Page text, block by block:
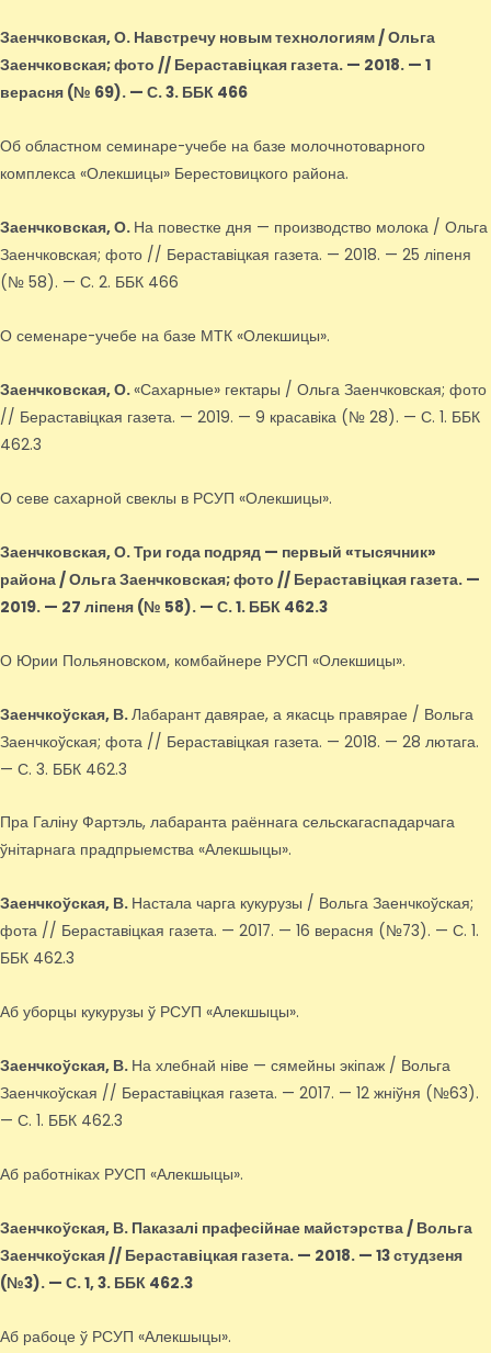
Заенчковская, О. Навстречу новым технологиям / Ольга
Заенчковская; фото // Бераставіцкая газета. — 2018. — 1
верасня (№ 69). — С. 3. ББК 466
Об областном семинаре-учебе на базе молочнотоварного
комплекса «Олекшицы» Берестовицкого района.
Заенчковская, О. На повестке дня — производство молока / Ольга
Заенчковская; фото // Бераставіцкая газета. — 2018. — 25 ліпеня
(№ 58). — С. 2. ББК 466
О семенаре-учебе на базе МТК «Олекшицы».
Заенчковская, О.«Сахарные» гектары / Ольга Заенчковская; фото
// Бераставіцкая газета. — 2019. — 9 красавіка (№ 28). — С. 1. ББК
462.3
О севе сахарной свеклы в РСУП «Олекшицы».
Заенчковская, О.Три года подряд — первый «тысячник»
района / Ольга Заенчковская; фото // Бераставіцкая газета. —
2019. — 27 ліпеня (№ 58). — С. 1. ББК 462.3
О Юрии Польяновском, комбайнере РУСП «Олекшицы».
Заенчкоўская, В.Лабарант давярае, а якасць правярае / Вольга
Заенчкоўская; фота // Бераставіцкая газета. — 2018. — 28 лютага.
— С. 3. ББК 462.3
Пра Галіну Фартэль, лабаранта раённага сельскагаспадарчага
ўнітарнага прадпрыемства «Алекшыцы».
Заенчкоўская, В. Настала чарга кукурузы / Вольга Заенчкоўская;
фота // Бераставіцкая газета. — 2017. — 16 верасня (№73). — С. 1.
ББК 462.3
Аб уборцы кукурузы ў РСУП «Алекшыцы».
Заенчкоўская, В. На хлебнай ніве — сямейны экіпаж / Вольга
Заенчкоўская // Бераставіцкая газета. — 2017. — 12 жніўня (№63).
— С. 1. ББК 462.3
Аб работніках РУСП «Алекшыцы».
Заенчкоўская, В. Паказалі прафесійнае майстэрства / Вольга
Заенчкоўская // Бераставіцкая газета. — 2018. — 13 студзеня
(№3). — С. 1, 3. ББК 462.3
Аб рабоце ў РСУП «Алекшыцы».